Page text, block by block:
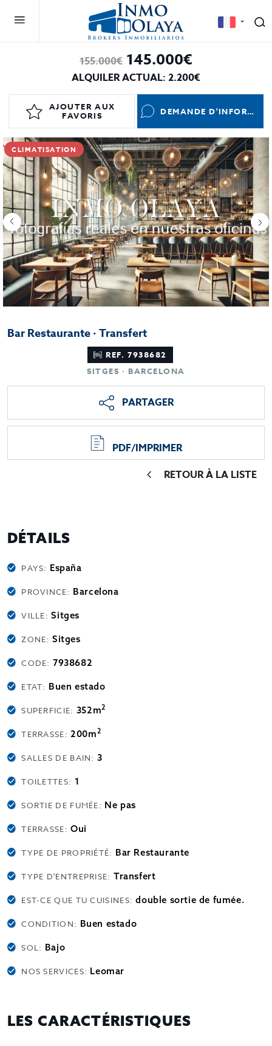
155.000€ 145.000€
ALQUILER ACTUAL: 2.200€
AJOUTER AUX
FAVORIS
DEMANDE D'INFORMATIONS
CLIMATISATION
Bar Restaurante · Transfert
REF. 7938682
SITGES · BARCELONA
PARTAGER
PDF/IMPRIMER
RETOUR À LA LISTE
DÉTAILS
PAYS: España
PROVINCE: Barcelona
VILLE:Sitges
ZONE:Sitges
CODE:7938682
ETAT: Buen estado
SUPERFICIE: 352m2
TERRASSE:200m2
SALLES DE BAIN:3
TOILETTES: 1
SORTIE DE FUMÉE: Ne pas
TERRASSE:Oui
TYPE DE PROPRIÉTÉ: Bar Restaurante
TYPE D'ENTREPRISE: Transfert
EST-CE QUE TU CUISINES:double sortie de fumée.
CONDITION: Buen estado
SOL: Bajo
NOS SERVICES: Leomar
LES CARACTÉRISTIQUES